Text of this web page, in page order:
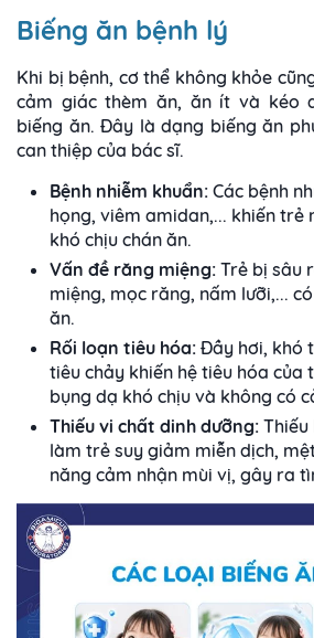
Biếng ăn bệnh lý
Khi bị bệnh, cơ thể không khỏe
cảm giác thèm ăn, ăn ít và kéo
biếng ăn. Đây là dạng biếng ăn
can thiệp của bác sĩ.
Bệnh nhiễm khuẩn: Các bệnh
họng, viêm amidan,... khiến trẻ
khó chịu chán ăn.
Vấn đề răng miệng: Trẻ bị sâu
miệng, mọc răng, nấm lưỡi,...
ăn.
Rối loạn tiêu hóa: Đầy hơi, khó
tiêu chảy khiến hệ tiêu hóa của
bụng dạ khó chịu và không có
Thiếu vi chất dinh dưỡng: Thiếu
làm trẻ suy giảm miễn dịch,
năng cảm nhận mùi vị, gây ra